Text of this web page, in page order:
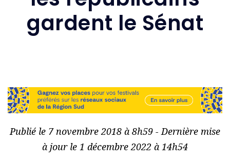
gardent le Sénat
Publié le 7 novembre 2018 à 8h59 - Dernière mise
à jour le 1 décembre 2022 à 14h54